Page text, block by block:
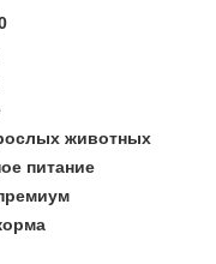
животных
питание